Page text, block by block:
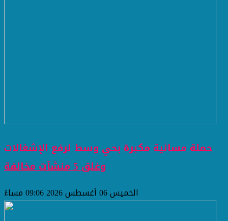
حملة مسائية مكبرة بحي وسط لرفع الإشغالات
وغلق 5 منشآت مخالفة
الخميس 06 أغسطس 2026 09:06 مساءً